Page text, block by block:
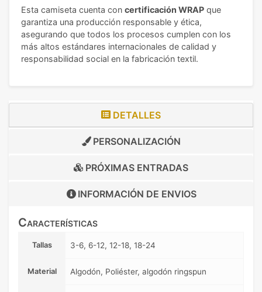
Esta camiseta cuenta con certificación WRAP que
garantiza una producción responsable y ética,
asegurando que todos los procesos cumplen con los
más altos estándares internacionales de calidad y
responsabilidad social en la fabricación textil.
DETALLES
PERSONALIZACIÓN
PRÓXIMAS ENTRADAS
INFORMACIÓN DE ENVIOS
Características
Tallas 3-6, 6-12, 12-18, 18-24
Material Algodón, Poliéster, algodón ringspun